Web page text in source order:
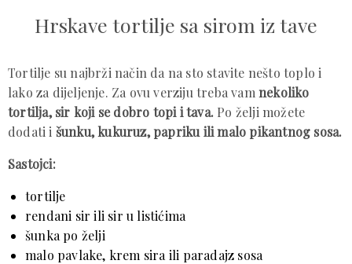
Hrskave tortilje sa sirom iz tave
Tortilje su najbrži način da na sto stavite nešto toplo i
lako za dijeljenje. Za ovu verziju treba vam nekoliko
tortilja, sir koji se dobro topi i tava. Po želji možete
dodati i šunku, kukuruz, papriku ili malo pikantnog sosa.
Sastojci:
tortilje
rendani sir ili sir u listićima
šunka po želji
malo pavlake, krem sira ili paradajz sosa